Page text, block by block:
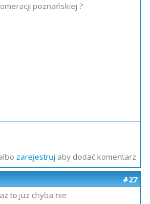
poznańskiej ?
zarejestruj aby dodać komentarz
#27
to juz chyba nie